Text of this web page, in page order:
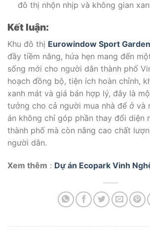
đô thị nhộn nhịp và không gian
Kết luận:
Khu đô thị Eurowindow Sport Garden
đầy tiềm năng, hứa hẹn mang đến
sống mới cho người dân thành phố
hoạch đồng bộ, tiện ích hoàn chỉnh,
xanh mát và giá bán hợp lý, đây là
tưởng cho cả người mua nhà để ở và
án không chỉ góp phần thay đổi diện
thành phố mà còn nâng cao chất
người dân.
Xem thêm : Dự án Ecopark Vinh